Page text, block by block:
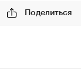
Поделиться